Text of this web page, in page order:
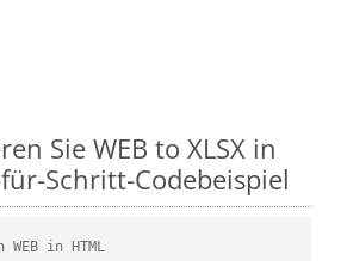
Sie WEB to XLSX in
Schritt-Codebeispiel
in HTML